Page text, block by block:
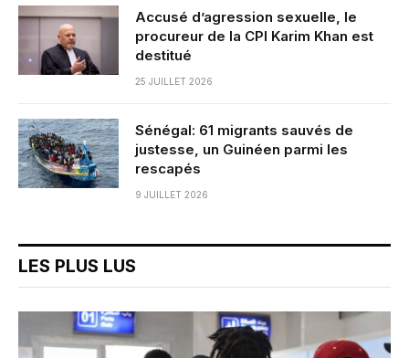
Accusé d’agression sexuelle, le
procureur de la CPI Karim Khan est
destitué
25 JUILLET 2026
Sénégal: 61 migrants sauvés de
justesse, un Guinéen parmi les
rescapés
9 JUILLET 2026
LES PLUS LUS